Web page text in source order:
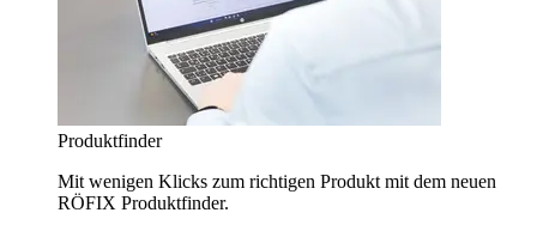
Produktfinder
Mit wenigen Klicks zum richtigen Produkt mit dem neuen
RÖFIX Produktfinder.